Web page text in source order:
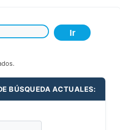
BÚSQUEDA ACTUALES: